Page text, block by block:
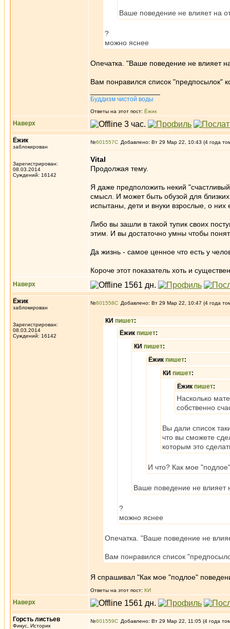
Ваше поведение не влияет на
?
можно яснее
Опечатка. "Ваше поведение не влияет
Вам понравился список
Буддизм чистой воды
Ответы на этот пост: Ёжик
Наверх
Ёжик
заблокирован
Зарегистрирован:
08.03.2014
Суждений: 16142
№601557 Добавлено: Вт 29 Мар 22, 10:43 (4 года
Vital
Продолжая тему.
Я даже предположить некий
смысл. И может быть обузой для
испытаны, дети и внуки взрослые, о
Либо вы зашли в такой тупик своих
этим. И вы достаточно умны чтобы
Да жизнь - самое ценное что есть у
Короче этот показатель хоть и
Наверх
Ёжик
заблокирован
Зарегистрирован:
08.03.2014
Суждений: 16142
№601558 Добавлено: Вт 29 Мар 22, 10:47 (4 года
КИ пишет:
Ёжик пишет:
КИ пишет:
Ёжик пишет:
КИ пишет:
Ёжик пишет:
Насколько
собственно
Вы дали список
что вы сможете
которым это
И что? Как мое
Ваше поведение не влияет
?
можно яснее
Опечатка. "Ваше поведение не
Вам понравился список
Я спрашивал "Как мое "подлое"
Ответы на этот пост: КИ
Наверх
Горсть листьев
Фикус, Историк
№601559 Добавлено: Вт 29 Мар 22, 11:05 (4 года